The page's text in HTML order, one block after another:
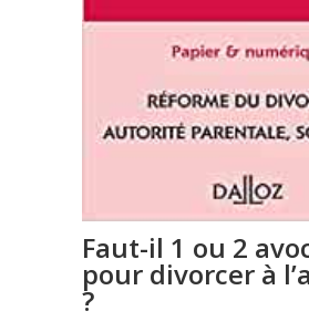
Faut-il 1 ou 2
pour divorcer à
?